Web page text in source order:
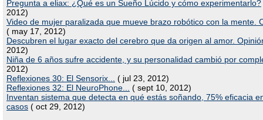
Pregunta a eliax: ¿Qué es un Sueño Lúcido y cómo experimentarlo?
2012)
Video de mujer paralizada que mueve brazo robótico con la mente.
( may 17, 2012)
Descubren el lugar exacto del cerebro que da origen al amor.
2012)
Niña de 6 años sufre accidente, y su personalidad cambió por
2012)
Reflexiones 30: El Sensorix...
( jul 23, 2012)
Reflexiones 32: El NeuroPhone...
( sept 10, 2012)
Inventan sistema que detecta en qué estás soñando, 75% eficacia
casos ( oct 29, 2012)